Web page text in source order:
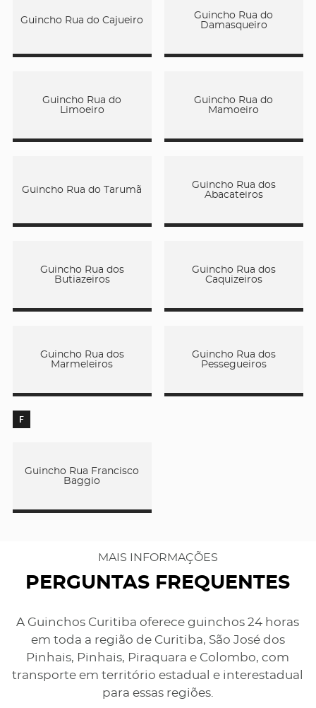
Guincho Rua do Cajueiro
Guincho Rua do
Damasqueiro
Guincho Rua do
Limoeiro
Guincho Rua do
Mamoeiro
Guincho Rua do Tarumã
Guincho Rua dos
Abacateiros
Guincho Rua dos
Butiazeiros
Guincho Rua dos
Caquizeiros
Guincho Rua dos
Marmeleiros
Guincho Rua dos
Pessegueiros
F
Guincho Rua Francisco
Baggio
MAIS INFORMAÇÕES
PERGUNTAS FREQUENTES
A Guinchos Curitiba oferece guinchos 24 horas
em toda a região de Curitiba, São José dos
Pinhais, Pinhais, Piraquara e Colombo, com
transporte em território estadual e interestadual
para essas regiões.